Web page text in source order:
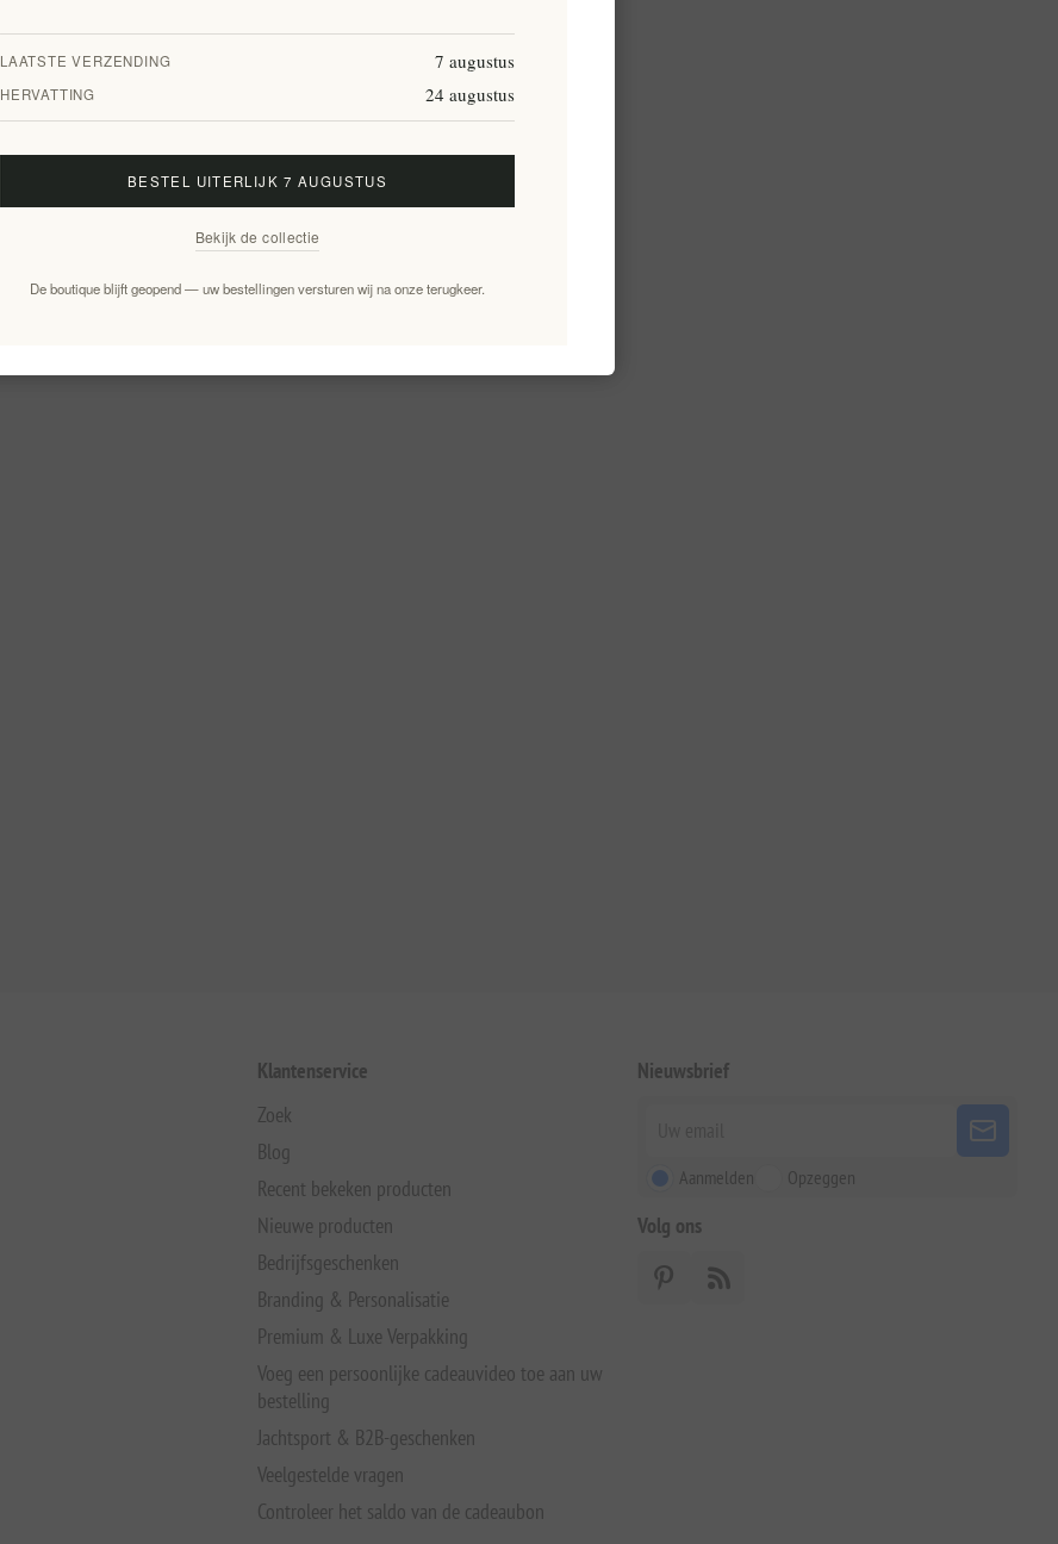
Klantenservice
Zoek
Blog
Recent bekeken producten
Nieuwe producten
Bedrijfsgeschenken
Branding & Personalisatie
Premium & Luxe Verpakking
Voeg een persoonlijke cadeauvideo toe aan uw
bestelling
Jachtsport & B2B-geschenken
Veelgestelde vragen
Controleer het saldo van de cadeaubon
Nieuwsbrief
Aanmelden Opzeggen
Volg ons
LAATSTE VERZENDING 7 augustus
HERVATTING 24 augustus
BESTEL UITERLIJK 7 AUGUSTUS
Bekijk de collectie
De boutique blijft geopend — uw bestellingen versturen wij na onze terugkeer.